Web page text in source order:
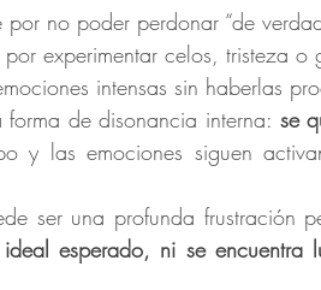
por no poder perdonar “de
por experimentar celos, tristeza o
intensas sin haberlas
forma de disonancia interna:
se
y las emociones siguen
ser una profunda frustración
esperado, ni se encuentra